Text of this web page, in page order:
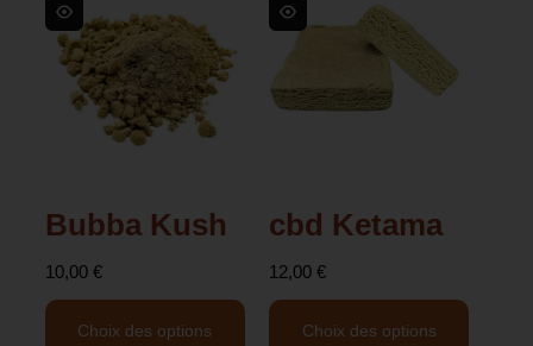
Bubba Kush
10,00 €
Choix des options
cbd Ketama
12,00 €
Choix des options